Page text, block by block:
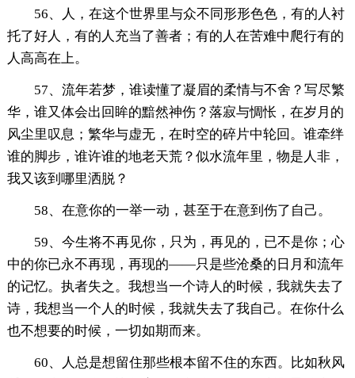
56、人，在这个世界里与众不同形形色色，有的人衬
托了好人，有的人充当了善者；有的人在苦难中爬行有的
人高高在上。
57、流年若梦，谁读懂了凝眉的柔情与不舍？写尽繁
华，谁又体会出回眸的黯然神伤？落寂与惆怅，在岁月的
风尘里叹息；繁华与虚无，在时空的碎片中轮回。谁牵绊
谁的脚步，谁许谁的地老天荒？似水流年里，物是人非，
我又该到哪里洒脱？
58、在意你的一举一动，甚至于在意到伤了自己。
59、今生将不再见你，只为，再见的，已不是你；心
中的你已永不再现，再现的——只是些沧桑的日月和流年
的记忆。执者失之。我想当一个诗人的时候，我就失去了
诗，我想当一个人的时候，我就失去了我自己。在你什么
也不想要的时候，一切如期而来。
60、人总是想留住那些根本留不住的东西。比如秋风